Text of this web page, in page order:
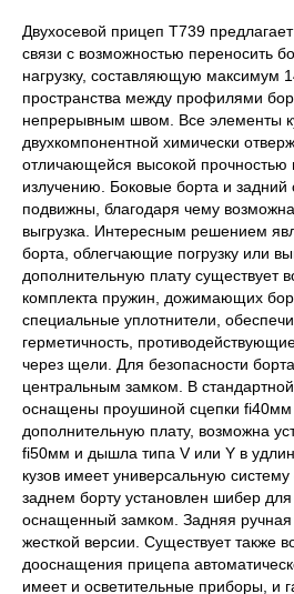
Двухосевой прицеп T739
связи с возможностью переносить
нагрузку, составляющую максимум
пространства между профилями
непрерывным швом. Все элементы
двухкомпонентной химически
отличающейся высокой прочностью
излучению. Боковые борта и задний
подвижны, благодаря чему
выгрузка. Интересным решением
борта, облегчающие погрузку или
дополнительную плату существует
комплекта пружин, дожимающих
специальные уплотнители,
герметичность,
через щели. Для безопасности
центральным замком. В
оснащены проушиной сцепки
дополнительную плату, возможна
fi50мм и дышла типа V или Y в
кузов имеет универсальную
заднем борту установлен шибер
оснащенный замком. Задняя ручная
жесткой версии. Существует также
дооснащения прицепа
имеет и осветительные приборы, и